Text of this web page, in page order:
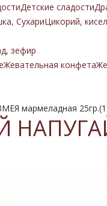
Детские сладости
СухариЦикорий,
зефир
Жевательная конфета
мармеладная